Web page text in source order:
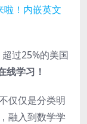
过25%的美国
线学习！
仅仅是分类明
融入到数学学